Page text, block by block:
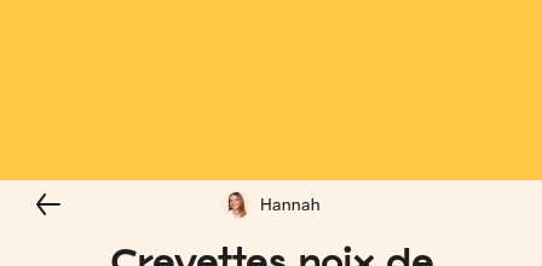
Hannah